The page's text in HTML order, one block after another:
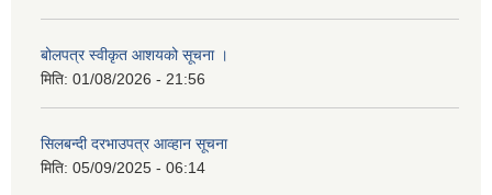
बोलपत्र स्वीकृत आशयको सूचना ।
मिति: 01/08/2026 - 21:56
सिलबन्दी दरभाउपत्र आव्हान सूचना
मिति: 05/09/2025 - 06:14